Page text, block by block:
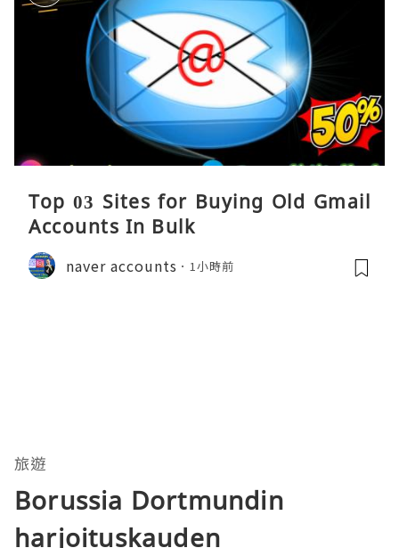
Top 03 Sites for Buying Old Gmail
Accounts In Bulk
naver accounts 1小時前
旅遊
Borussia Dortmundin
harjoituskauden